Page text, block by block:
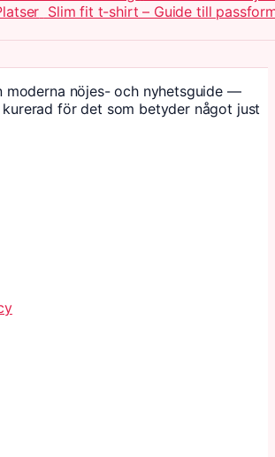
Slim fit t-shirt – Guide till
moderna nöjes- och nyhetsguide —
för det som betyder något just